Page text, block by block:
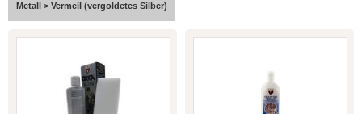
Metall > Vermeil (vergoldetes Silber)